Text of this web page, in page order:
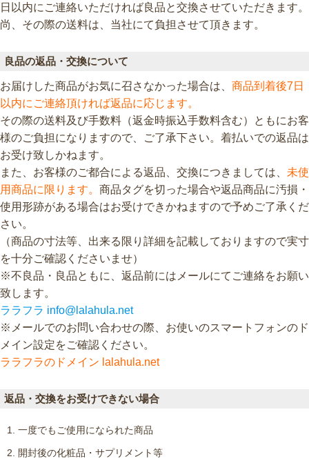
日以内にご連絡いただければ良品と交換させていただきます。
尚、その際の送料は、当社にて負担させて頂きます。
良品の返品・交換について
お届けした商品がお気に召さなかった場合は、 商品到着後7日
以内にご連絡頂ければ返品に応じます。
その際の送料及び手数料（返金時振込手数料含む）ともにお客
様のご負担になりますので、ご了承下さい。着払いでの返品は
お受け致しかねます。
また、お客様のご都合による返品、交換につきましては、 未使
用商品に限ります。 商品タグを切った場合や返品商品に汚損・
使用形跡がある場合はお受けできかねますので予めご了承くだ
さい。
（商品の寸法等、出来る限り詳細を記載しておりますので実寸
を十分ご確認くださいませ）
※不良品・良品ともに、返品前にはメールにてご連絡をお願い
致します。
ララフラ info@lalahula.net
※メールでのお問い合わせの際、お使いのスマートフォンのド
メイン設定をご確認ください。
ララフラのドメイン lalahula.net
返品・交換をお受けできない場合
一度でもご使用になられた商品
開封後の化粧品・サプリメント等